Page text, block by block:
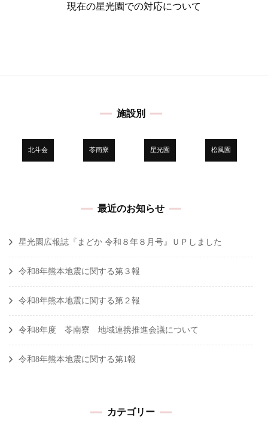
現在の星光園での対応について
施設別
北斗会 苓南寮 星光園 松風園
最近のお知らせ
星光園広報誌『まどか 令和８年８月号』ＵＰしました
令和8年熊本地震に関する第３報
令和8年熊本地震に関する第２報
令和8年度 苓南寮 地域連携推進会議について
令和8年熊本地震に関する第1報
カテゴリー